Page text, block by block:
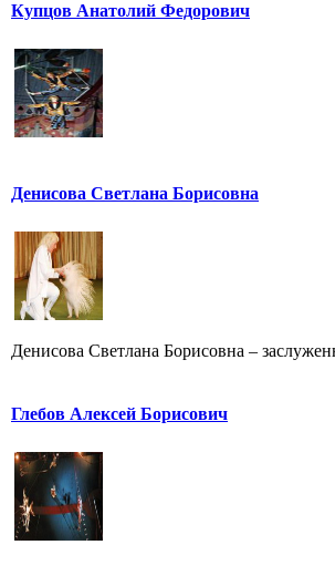
Купцов Анатолий Федорович
Денисова Светлана Борисовна
Денисова Светлана Борисовна –
Глебов Алексей Борисович